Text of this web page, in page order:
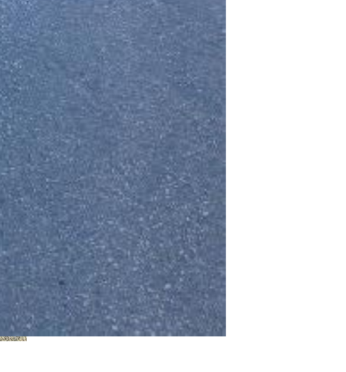
i alerta del perill que suposa per a la